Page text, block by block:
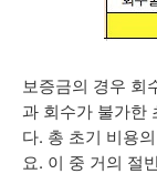
보증금의 경우 회
과 회수가 불가한
다. 총 초기 비용
요. 이 중 거의 절